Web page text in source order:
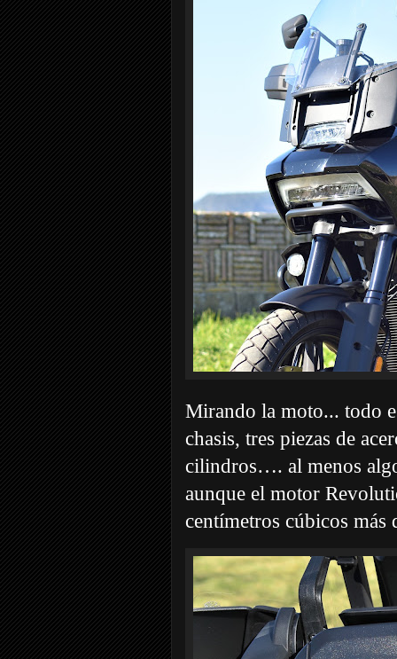
Mirando la moto... todo
chasis, tres piezas de
cilindros…. al menos
aunque el motor
centímetros cúbicos más